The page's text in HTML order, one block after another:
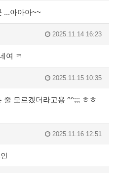
...아아아~~
2025.11.14 16:23
여 ㅋ
2025.11.15 10:35
줄 모르겠더라고용 ^^;;; ㅎㅎ
2025.11.16 12:51